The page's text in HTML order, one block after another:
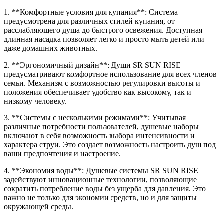
1. **Комфортные условия для купания**: Система
предусмотрена для различных стилей купания, от
расслабляющего душа до быстрого освежения. Доступная
длинная насадка позволяет легко и просто мыть детей или
даже домашних животных.
2. **Эргономичный дизайн**: Души SR SUN RISE
предусматривают комфортное использование для всех членов
семьи. Механизм с возможностью регулировки высоты и
положения обеспечивает удобство как высокому, так и
низкому человеку.
3. **Системы с несколькими режимами**: Учитывая
различные потребности пользователей, душевые наборы
включают в себя возможность выбора интенсивности и
характера струи. Это создает возможность настроить душ под
ваши предпочтения и настроение.
4. **Экономия воды**: Душевые системы SR SUN RISE
задействуют инновационные технологии, позволяющие
сократить потребление воды без ущерба для давления. Это
важно не только для экономии средств, но и для защиты
окружающей среды.